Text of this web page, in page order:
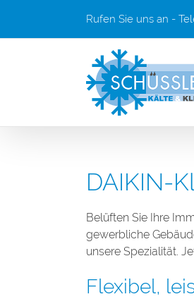
springen
Rufen Sie uns an -
DAIKIN-
Belüften Sie Ihre
gewerbliche
unsere Spezialität.
Flexibel,